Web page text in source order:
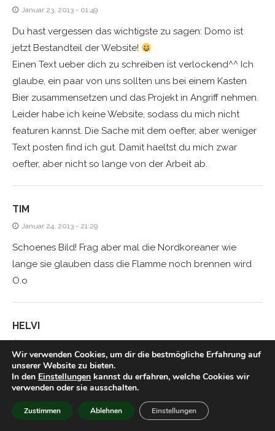
Januar 23, 2013 - 01:49
Du hast vergessen das wichtigste zu sagen: Domo ist
jetzt Bestandteil der Website!
Einen Text ueber dich zu schreiben ist verlockend^^ Ich
glaube, ein paar von uns sollten uns bei einem Kasten
Bier zusammensetzen und das Projekt in Angriff nehmen.
Leider habe ich keine Website, sodass du mich nicht
featuren kannst. Die Sache mit dem oefter, aber weniger
Text posten find ich gut. Damit haeltst du mich zwar
oefter, aber nicht so lange von der Arbeit ab.
TIM
Januar 24, 2013 - 21:29
Schoenes Bild! Frag aber mal die Nordkoreaner wie
lange sie glauben dass die Flamme noch brennen wird
O.o
HELVI
Januar 24, 2013 - 22:08
sehr beeindruckendes bild
TIM
Wir verwenden Cookies, um dir die bestmögliche Erfahrung auf
unserer Website zu bieten.
In den Einstellungen kannst du erfahren, welche Cookies wir
verwenden oder sie ausschalten.
Zustimmen Ablehnen Einstellungen